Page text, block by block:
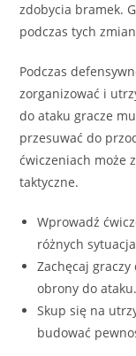
zdobycia bramek.
podczas tych
Podczas
zorganizować i
do ataku gracze
przesuwać do
ćwiczeniach może
taktyczne.
Wprowadź
różnych
Zachęcaj
obrony do ataku.
Skup się na
budować